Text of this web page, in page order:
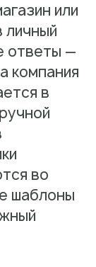
или
личный
ответы —
компания
в
во
шаблоны